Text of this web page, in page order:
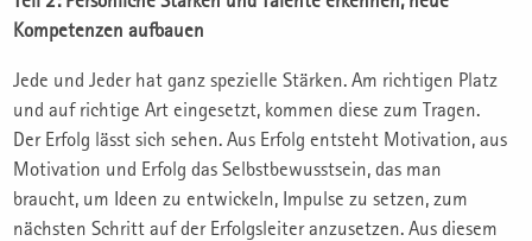
Kompetenzen aufbauen
Jede und Jeder hat ganz spezielle Stärken. Am richtigen Platz
und auf richtige Art eingesetzt, kommen diese zum Tragen.
Der Erfolg lässt sich sehen. Aus Erfolg entsteht Motivation, aus
Motivation und Erfolg das Selbstbewusstsein, das man
braucht, um Ideen zu entwickeln, Impulse zu setzen, zum
nächsten Schritt auf der Erfolgsleiter anzusetzen. Aus diesem